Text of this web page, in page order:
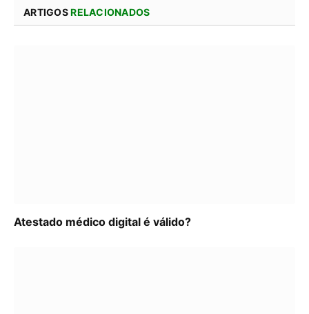
ARTIGOSRELACIONADOS
Atestado médico digital é válido?